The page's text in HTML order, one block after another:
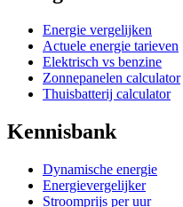
Energie vergelijken
Actuele energie tarieven
Elektrisch vs benzine
Zonnepanelen calculator
Thuisbatterij calculator
Kennisbank
Dynamische energie
Energievergelijker
Stroomprijs per uur